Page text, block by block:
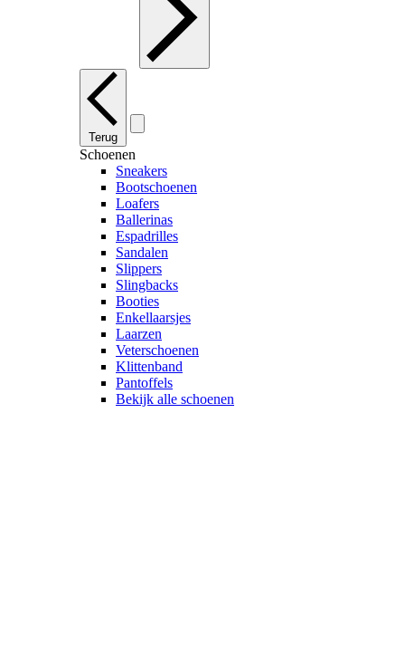
Terug
Schoenen
Sneakers
Bootschoenen
Loafers
Ballerinas
Espadrilles
Sandalen
Slippers
Slingbacks
Booties
Enkellaarsjes
Laarzen
Veterschoenen
Klittenband
Pantoffels
Bekijk alle schoenen